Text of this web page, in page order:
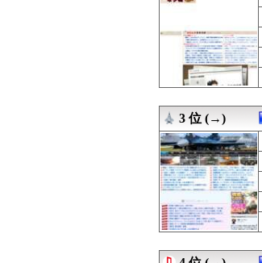
08/08 01:00
08/08 00:12
08/08 00:10
08/08 00:09
08/08 00:07
08/08 00:00
08/08 00:00
08/08 00:00
08/08 00:00
08/07 23:59
08/07 23:56
08/07 23:47
08/07 23:29
08/07 23:10
3 位 (→)